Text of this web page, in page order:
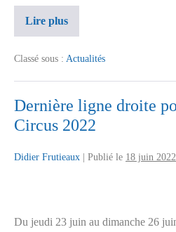
Lire plus
Classé sous : Actualités
Dernière ligne droite
Circus 2022
Didier Frutieaux Publié le 18 juin 2022
Du jeudi 23 juin au dimanche 26